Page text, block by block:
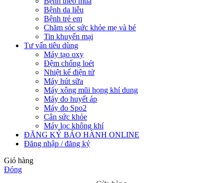
Bệnh da liễu
Bệnh trẻ em
Chăm sóc sức khỏe mẹ và bé
Tin khuyến mại
Tư vấn tiêu dùng
Máy tạo oxy
Đệm chống loét
Nhiệt kế điện tử
Máy hút sữa
Máy xông mũi họng khí dung
Máy đo huyết áp
Máy đo Spo2
Cân sức khỏe
Máy lọc không khí
ĐĂNG KÝ BẢO HÀNH ONLINE
Đăng nhập / đăng ký
Giỏ hàng
Đóng